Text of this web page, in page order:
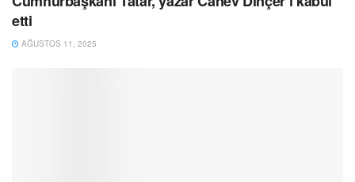
etti
AĞUSTOS 11, 2025